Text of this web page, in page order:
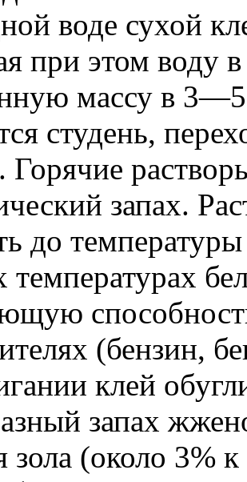
воде сухой
при этом воду
массу в
студень,
Горячие
запах.
до
температурах
(бензин,
клей
запах
зола (около 3%